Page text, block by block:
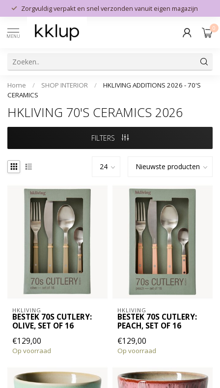
Zorgvuldig verpakt en snel verzonden vanuit eigen magazijn
MENU
0
Home / SHOP INTERIOR /
HKLIVING ADDITIONS 2026 - 70'S
CERAMICS
HKLIVING 70'S CERAMICS 2026
FILTERS
HKLIVING
BESTEK 70S CUTLERY:
OLIVE, SET OF 16
€129,00
Op voorraad
HKLIVING
BESTEK 70S CUTLERY:
PEACH, SET OF 16
€129,00
Op voorraad